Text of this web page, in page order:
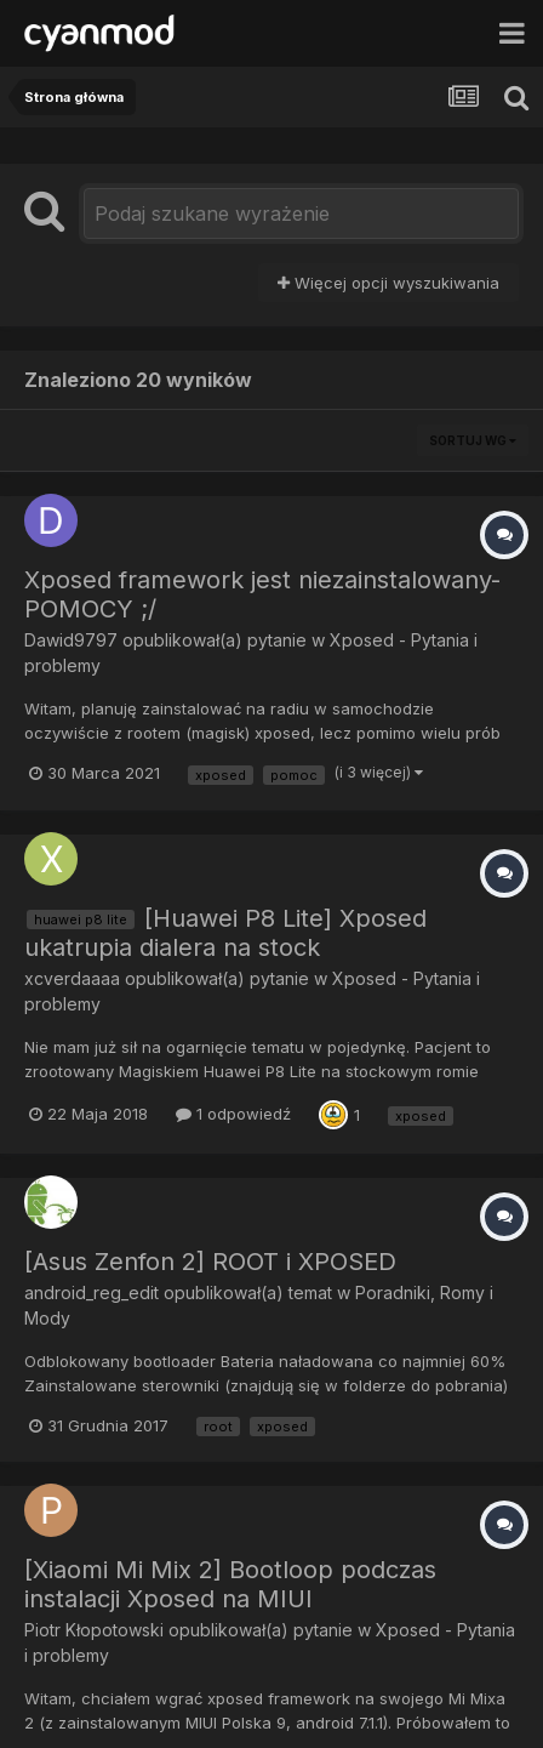
Strona główna
Więcej opcji wyszukiwania
Znaleziono 20 wyników
SORTUJ WG
Xposed framework jest niezainstalowany-
POMOCY ;/
Dawid9797 opublikował(a) pytanie w Xposed - Pytania i
problemy
Witam, planuję zainstalować na radiu w samochodzie
oczywiście z rootem (magisk) xposed, lecz pomimo wielu prób
tylko jezyk. Jak instaluje: 1.Pobieram w magisk riru (próbowałem
30 Marca 2021 xposed pomoc (i 3 więcej)
huawei p8 lite
[Huawei P8 Lite] Xposed
ukatrupia dialera na stock
xcverdaaaa opublikował(a) pytanie w Xposed - Pytania i
problemy
Nie mam już sił na ogarnięcie tematu w pojedynkę. Pacjent to
zrootowany Magiskiem Huawei P8 Lite na stockowym romie
niby jest ok do czasu ruszenia tematu związanego z xposed.
22 Maja 2018 1 odpowiedź 1 xposed
[Asus Zenfon 2] ROOT i XPOSED
android_reg_edit opublikował(a) temat w Poradniki, Romy i
Mody
Odblokowany bootloader Bateria naładowana co najmniej 60%
Zainstalowane sterowniki (znajdują się w folderze do pobrania)
Z00A Z00AD i ostatniej wersji MM-WW-4.21.40.327 Z00A Z00AD
31 Grudnia 2017 root xposed
[Xiaomi Mi Mix 2] Bootloop podczas
instalacji Xposed na MIUI
Piotr Kłopotowski opublikował(a) pytanie w Xposed - Pytania
i problemy
Witam, chciałem wgrać xposed framework na swojego Mi Mixa
2 (z zainstalowanym MIUI Polska 9, android 7.1.1). Próbowałem to